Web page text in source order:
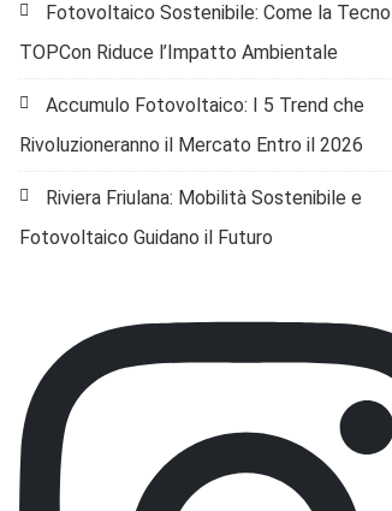
Fotovoltaico Sostenibile: Come la
TOPCon Riduce l’Impatto Ambientale
Accumulo Fotovoltaico: I 5 Trend che
Rivoluzioneranno il Mercato Entro il 2026
Riviera Friulana: Mobilità Sostenibile e
Fotovoltaico Guidano il Futuro